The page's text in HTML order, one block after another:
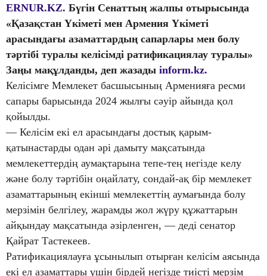
ERNUR.KZ. Бүгін Сенаттың жалпы отырысында
«Қазақстан Үкіметі мен Армения Үкіметі
арасындағы азаматтардың сапарлары мен болу
тәртібі туралы келісімді ратификациялау туралы»
Заңы мақұлданды, деп жазады inform.kz.
Келісімге Мемлекет басшысының Арменияға ресми
сапары барысында 2024 жылғы сәуір айында қол
қойылды.
— Келісім екі ел арасындағы достық қарым-
қатынастарды одан әрі дамыту мақсатында
мемлекеттердің аумақтарына тепе-тең негізде келу
және болу тәртібін оңайлату, сондай-ақ бір мемлекет
азаматтарының екінші мемлекеттің аумағында болу
мерзімін белгілеу, жарамды жол жүру құжаттарын
айқындау мақсатында әзірленген, — деді сенатор
Қайрат Тастекеев.
Ратификациялауға ұсынылып отырған келісім аясында
екі ел азаматтары үшін бірдей негізде тиісті мерзім